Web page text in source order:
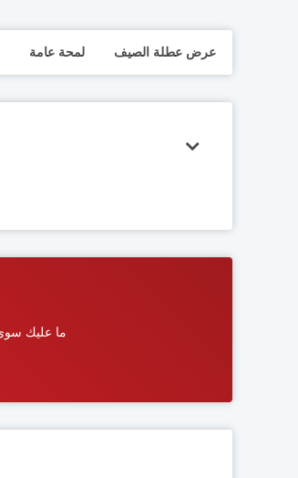
عرض عطلة الصيف لمحة عامة